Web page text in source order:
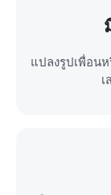
แปลงรูปเพื่อน